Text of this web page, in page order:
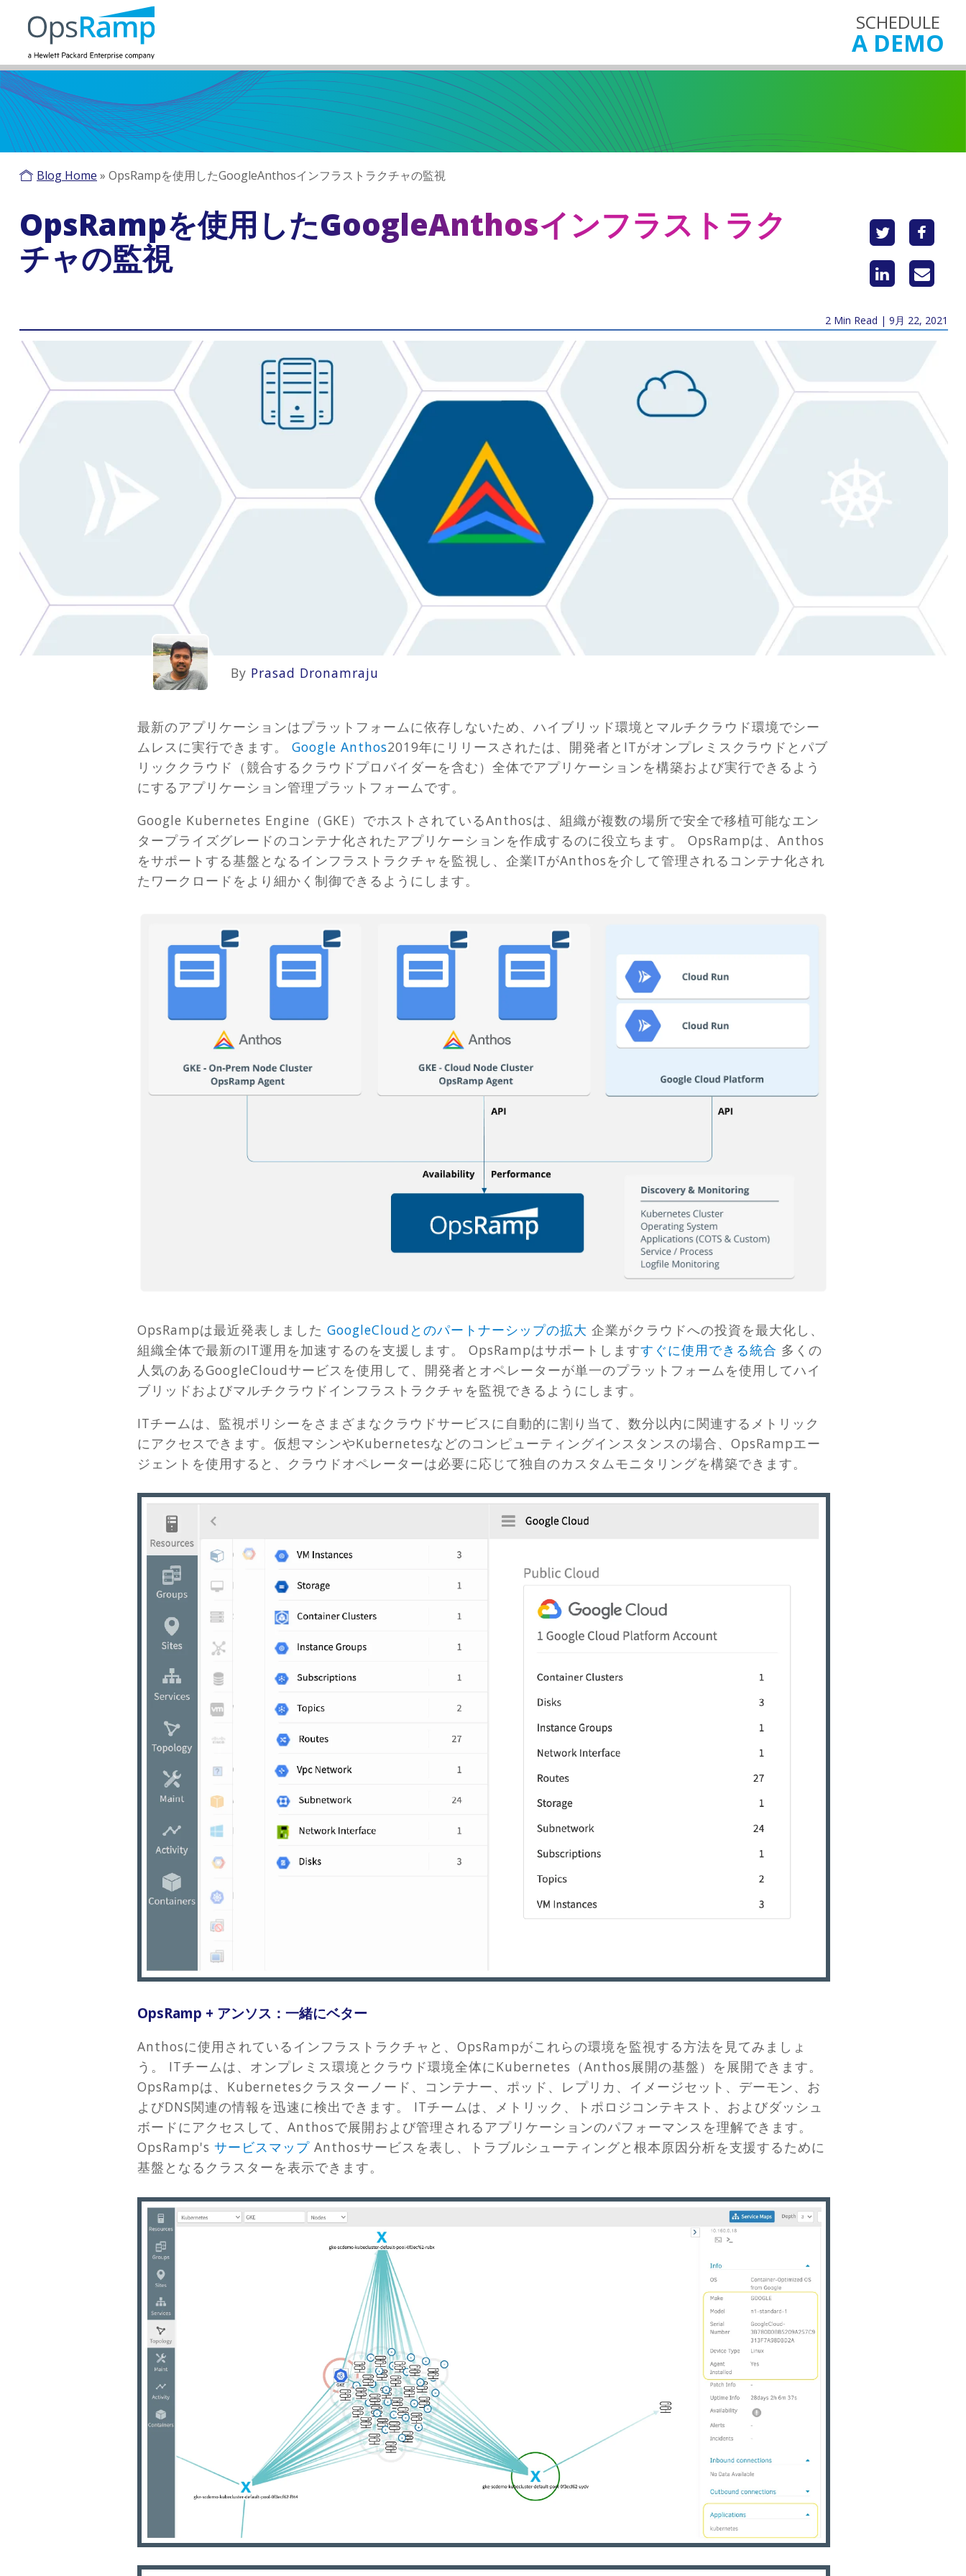
SCHEDULE
A DEMO
Blog Home » OpsRampを使用したGoogleAnthosインフラストラクチャの監視
OpsRampを使用したGoogleAnthosインフラストラク
チャの監視
2 Min Read | 9月 22, 2021
By Prasad Dronamraju
最新のアプリケーションはプラットフォームに依存しないため、ハイブリッド環境とマルチクラウド環境でシー
ムレスに実行できます。 Google Anthos2019年にリリースされたは、開発者とITがオンプレミスクラウドとパブ
リッククラウド（競合するクラウドプロバイダーを含む）全体でアプリケーションを構築および実行できるよう
にするアプリケーション管理プラットフォームです。
Google Kubernetes Engine（GKE）でホストされているAnthosは、組織が複数の場所で安全で移植可能なエン
タープライズグレードのコンテナ化されたアプリケーションを作成するのに役立ちます。 OpsRampは、Anthos
をサポートする基盤となるインフラストラクチャを監視し、企業ITがAnthosを介して管理されるコンテナ化され
たワークロードをより細かく制御できるようにします。
OpsRampは最近発表しました GoogleCloudとのパートナーシップの拡大 企業がクラウドへの投資を最大化し、
組織全体で最新のIT運用を加速するのを支援します。 OpsRampはサポートしますすぐに使用できる統合 多くの
人気のあるGoogleCloudサービスを使用して、開発者とオペレーターが単一のプラットフォームを使用してハイ
ブリッドおよびマルチクラウドインフラストラクチャを監視できるようにします。
ITチームは、監視ポリシーをさまざまなクラウドサービスに自動的に割り当て、数分以内に関連するメトリック
にアクセスできます。仮想マシンやKubernetesなどのコンピューティングインスタンスの場合、OpsRampエー
ジェントを使用すると、クラウドオペレーターは必要に応じて独自のカスタムモニタリングを構築できます。
OpsRamp + アンソス：一緒にベター
Anthosに使用されているインフラストラクチャと、OpsRampがこれらの環境を監視する方法を見てみましょ
う。 ITチームは、オンプレミス環境とクラウド環境全体にKubernetes（Anthos展開の基盤）を展開できます。
OpsRampは、Kubernetesクラスターノード、コンテナー、ポッド、レプリカ、イメージセット、デーモン、お
よびDNS関連の情報を迅速に検出できます。 ITチームは、メトリック、トポロジコンテキスト、およびダッシュ
ボードにアクセスして、Anthosで展開および管理されるアプリケーションのパフォーマンスを理解できます。
OpsRamp's サービスマップ Anthosサービスを表し、トラブルシューティングと根本原因分析を支援するために
基盤となるクラスターを表示できます。